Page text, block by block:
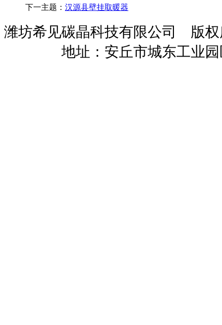
下一主题： 汉源县壁挂取暖器
潍坊希见碳晶科技有限公司
地址：安丘市城东工业